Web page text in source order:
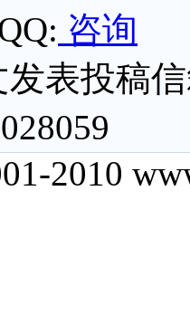
发表投稿
2010